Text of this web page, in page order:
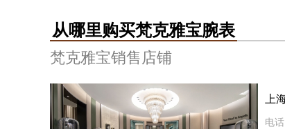
从哪里购买梵克雅宝腕表
梵克雅宝销售店铺
上
店）
电